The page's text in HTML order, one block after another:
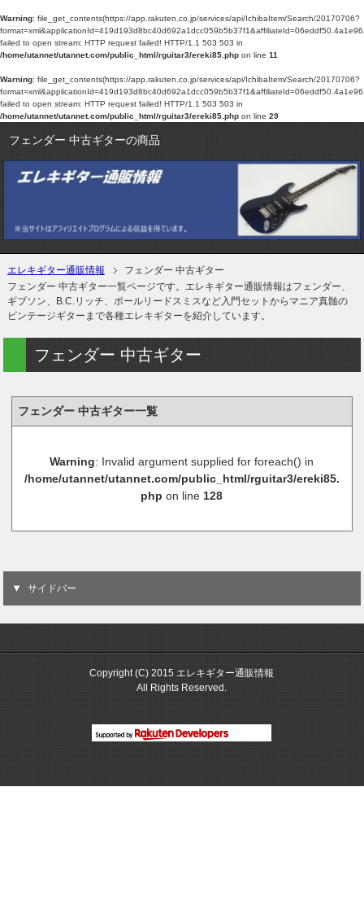
Warning: file_get_contents(https://app.rakuten.co.jp/services/api/IchibaItem/Search/20170706?
failed to open stream: HTTP request failed! HTTP/1.1 503 503 in
/home/utannet/utannet.com/public_html/rguitar3/ereki85.php on line 11
Warning: file_get_contents(https://app.rakuten.co.jp/services/api/IchibaItem/Search/20170706?
failed to open stream: HTTP request failed! HTTP/1.1 503 503 in
/home/utannet/utannet.com/public_html/rguitar3/ereki85.php on line 29
フェンダー 中古ギターの商品
エレキギター通販情報
フェンダー 中古ギター
フェンダー 中古ギター一覧ページです。エレキギター通販情報はフェンダー、
ギブソン、B.C.リッチ、ポールリードスミスなど入門セットからマニア真髄の
ビンテージギターまで各種エレキギターを紹介しています。
フェンダー 中古ギター
フェンダー 中古ギター一覧
Warning: Invalid argument supplied for foreach() in
/home/utannet/utannet.com/public_html/rguitar3/ereki85.
php on line 128
サイドバー
Copyright (C) 2015 エレキギター通販情報
All Rights Reserved.